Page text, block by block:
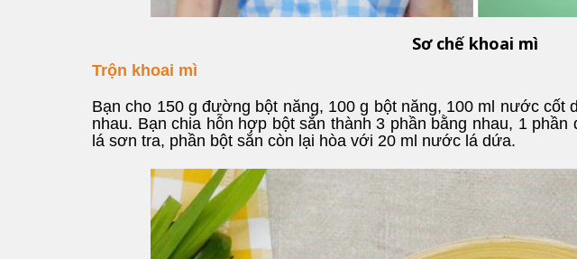
Sơ chế khoai mì
Trộn khoai mì
Bạn cho 150 g đường bột năng, 100 g bột năng, 100 ml nước cốt
nhau. Bạn chia hỗn hợp bột sắn thành 3 phần bằng nhau, 1
lá sơn tra, phần bột sắn còn lại hòa với 20 ml nước lá dứa.